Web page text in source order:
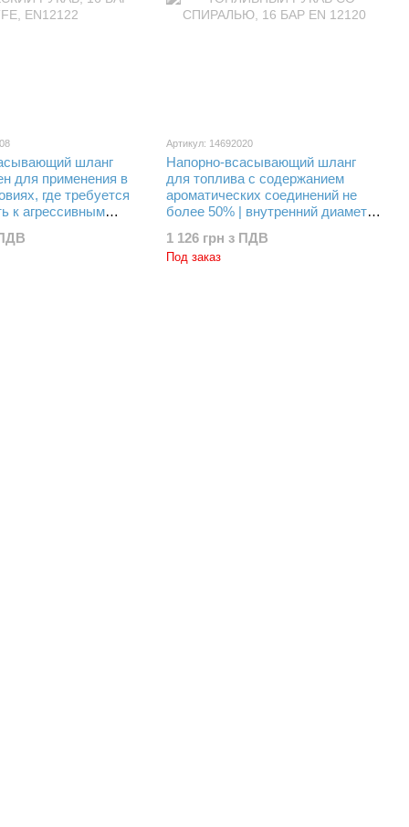
шланг
для применения в
где требуется
к агрессивным
рабочее
Артикул: 14692020
Напорно-всасывающий шланг
для топлива с содержанием
ароматических соединений не
более 50% | внутренний диаметр
давление 16 Бар (1,6 MPa),
выдерживает вакуум до 90 %
1 126 грн з ПДВ
Под заказ